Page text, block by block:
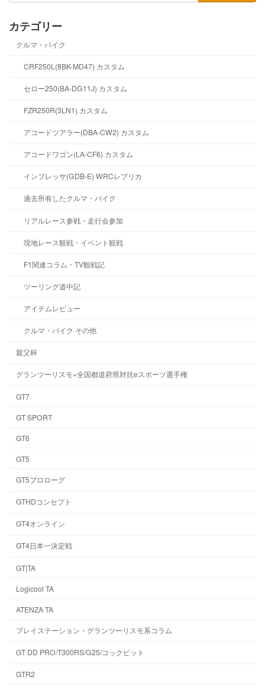
カテゴリー
クルマ・バイク
CRF250L(8BK-MD47) カスタム
セロー250(BA-DG11J) カスタム
FZR250R(3LN1) カスタム
アコードツアラー(DBA-CW2) カスタム
アコードワゴン(LA-CF6) カスタム
インプレッサ(GDB-E) WRCレプリカ
過去所有したクルマ・バイク
リアルレース参戦・走行会参加
現地レース観戦・イベント観戦
F1関連コラム・TV観戦記
ツーリング道中記
アイテムレビュー
クルマ・バイク その他
親父杯
グランツーリスモ×全国都道府県対抗eスポーツ選手権
GT7
GT SPORT
GT6
GT5
GT5プロローグ
GTHDコンセプト
GT4オンライン
GT4日本一決定戦
GT|TA
Logicool TA
ATENZA TA
プレイステーション・グランツーリスモ系コラム
GT DD PRO/T300RS/G25/コックピット
GTR2